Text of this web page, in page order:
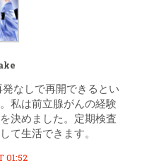
なしで再開できるとい
私は前立腺がんの経験
決めました。定期検査
て生活できます。
01:52